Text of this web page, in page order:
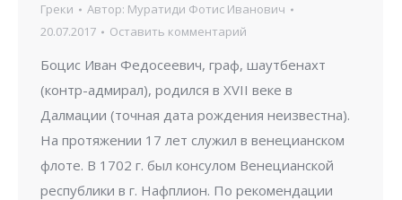
Греки Автор: Муратиди Фотис Иванович
20.07.2017
Оставить комментарий
Боцис Иван Федосеевич, граф, шаутбенахт
(контр-адмирал), родился в XVII веке в
Далмации (точная дата рождения неизвестна).
На протяжении 17 лет служил в венецианском
флоте. В 1702 г. был консулом Венецианской
республики в г. Нафплион. По рекомендации